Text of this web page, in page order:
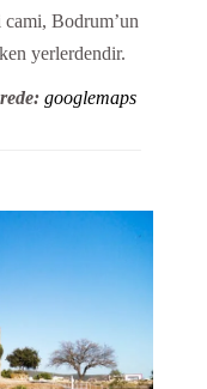
Bodrum’un
yerlerdendir.
googlemaps